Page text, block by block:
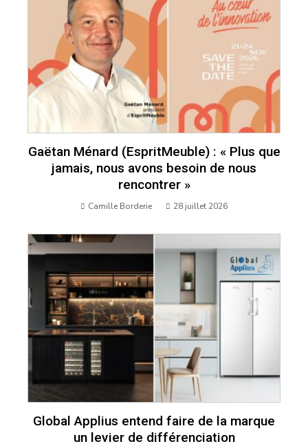
Gaëtan Ménard (EspritMeuble) : « Plus que
jamais, nous avons besoin de nous
rencontrer »
Camille Borderie 28 juillet 2026
Global Applius entend faire de la marque
un levier de différenciation